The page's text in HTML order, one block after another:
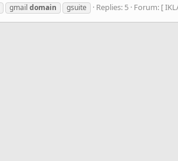
gmail domain gsuite Replies: 5 Forum: [